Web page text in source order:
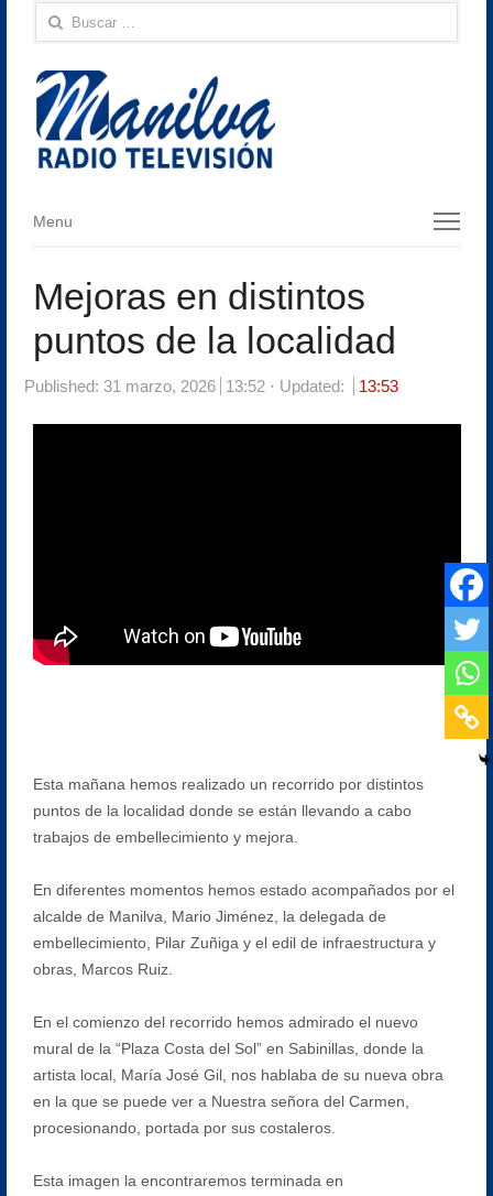
Buscar:
Menu
Menu
Mejoras en distintos
puntos de la localidad
Published: 31 marzo, 2026 13:52 Updated: 13:53
Esta mañana hemos realizado un recorrido por distintos
puntos de la localidad donde se están llevando a cabo
trabajos de embellecimiento y mejora.
En diferentes momentos hemos estado acompañados por el
alcalde de Manilva, Mario Jiménez, la delegada de
embellecimiento, Pilar Zuñiga y el edil de infraestructura y
obras, Marcos Ruiz.
En el comienzo del recorrido hemos admirado el nuevo
mural de la “Plaza Costa del Sol” en Sabinillas, donde la
artista local, María José Gil, nos hablaba de su nueva obra
en la que se puede ver a Nuestra señora del Carmen,
procesionando, portada por sus costaleros.
Esta imagen la encontraremos terminada en